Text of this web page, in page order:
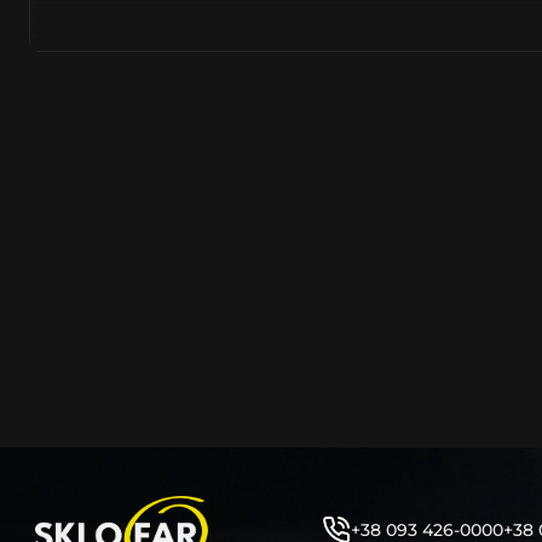
як це часто пропонують автосервіси та автодилери.
заощадити та придбати тільки те, що потребує
+38 093 426-0000+38